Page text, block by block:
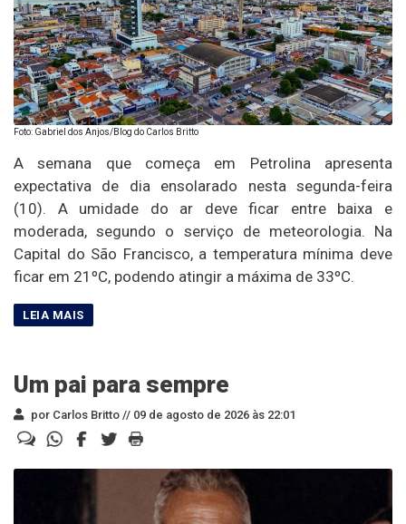
Foto: Gabriel dos Anjos/Blog do Carlos Britto
A semana que começa em Petrolina apresenta
expectativa de dia ensolarado nesta segunda-feira
(10). A umidade do ar deve ficar entre baixa e
moderada, segundo o serviço de meteorologia. Na
Capital do São Francisco, a temperatura mínima deve
ficar em 21ºC, podendo atingir a máxima de 33ºC.
Um pai para sempre
por Carlos Britto // 09 de agosto de 2026 às 22:01